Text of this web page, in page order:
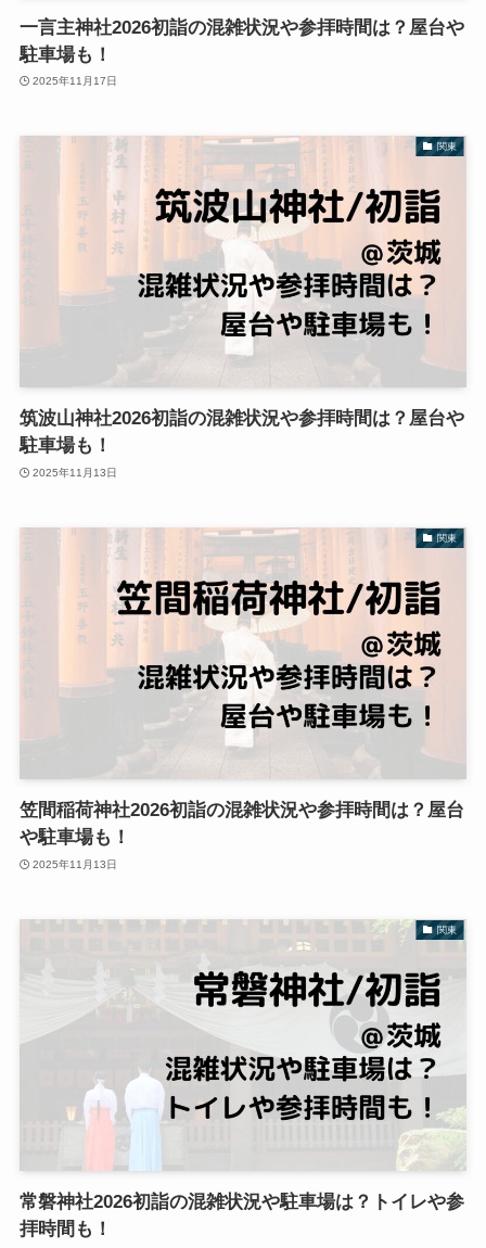
一言主神社2026初詣の混雑状況や参拝時間は？屋台や
駐車場も！
2025年11月17日
関東
筑波山神社2026初詣の混雑状況や参拝時間は？屋台や
駐車場も！
2025年11月13日
関東
笠間稲荷神社2026初詣の混雑状況や参拝時間は？屋台
や駐車場も！
2025年11月13日
関東
常磐神社2026初詣の混雑状況や駐車場は？トイレや参
拝時間も！